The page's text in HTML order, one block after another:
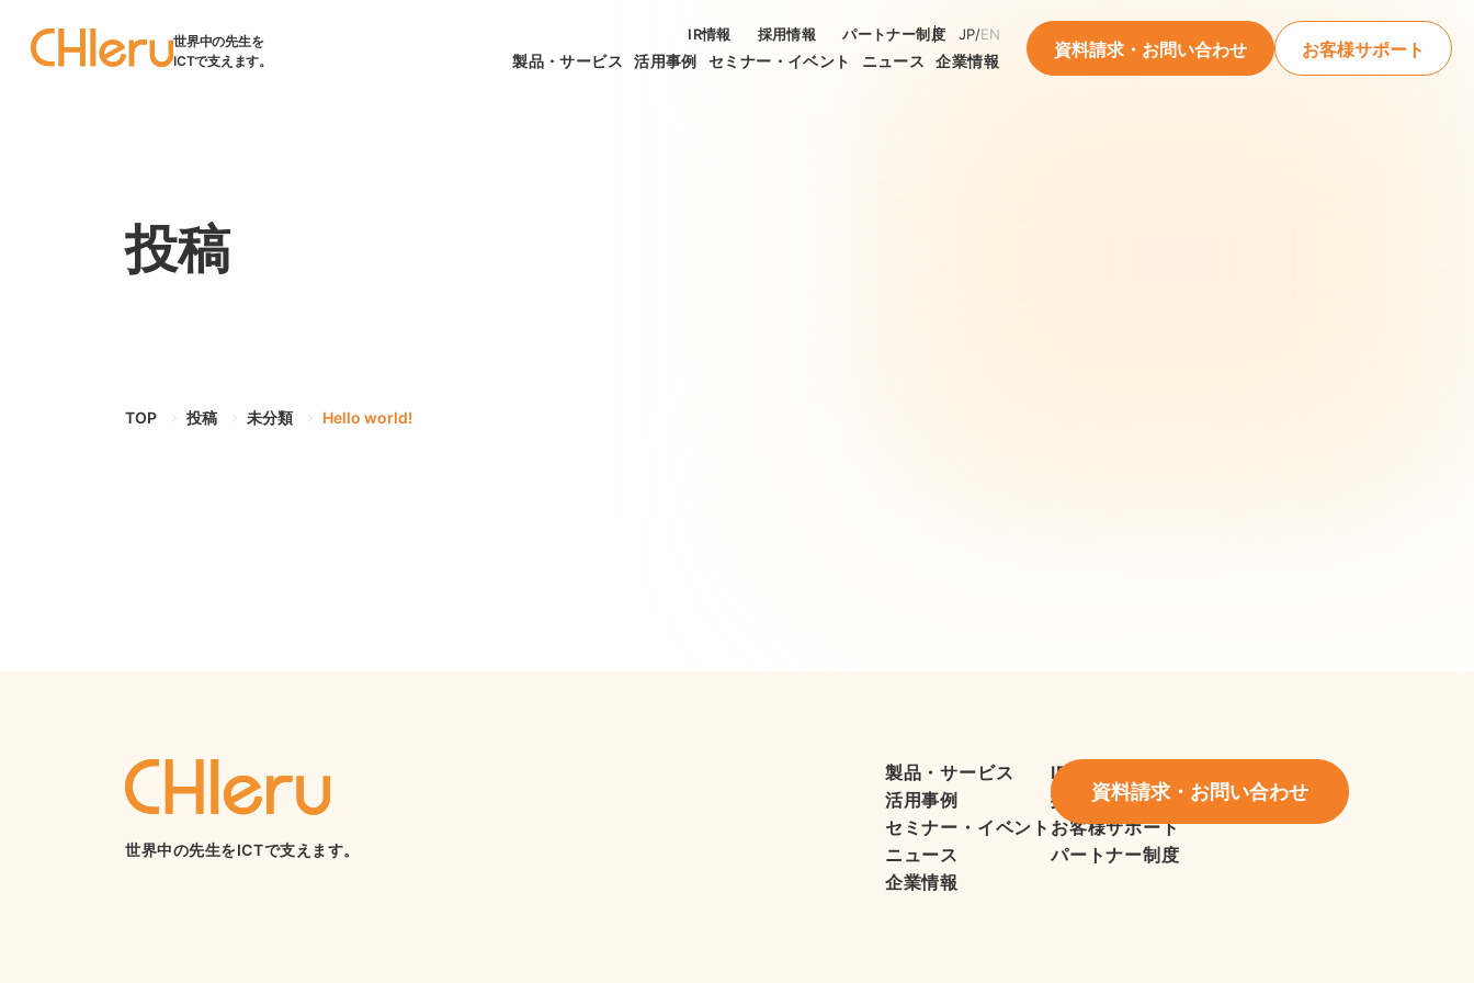
世界中の先生を
ICTで支えます。
製品・サービス 活用事例 セミナー・イベント ニュース 企業情報
IR情報 採用情報 パートナー制度 JP/EN
資料請求・お問い合わせ お客様サポート
投稿
TOP 投稿 未分類 Hello world!
世界中の先生をICTで支えます。
製品・サービス
活用事例
セミナー・イベント
ニュース
企業情報
IR情報
採用情報
お客様サポート
パートナー制度
資料請求・お問い合わせ